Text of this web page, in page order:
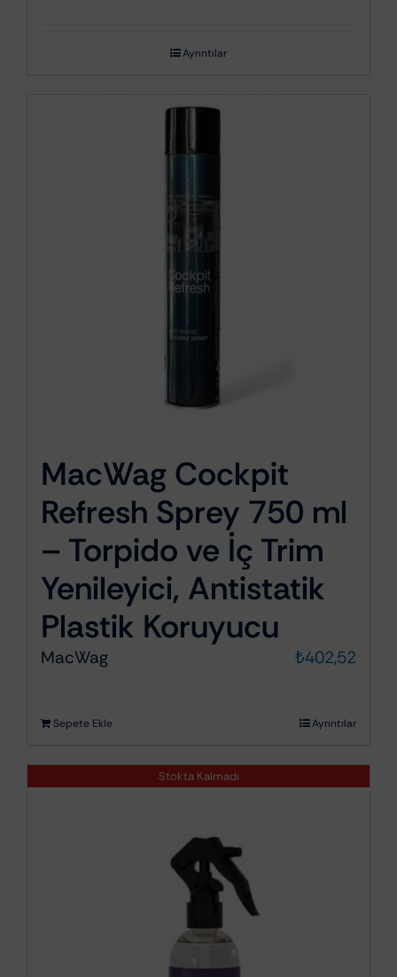
Ayrıntılar
MacWag Cockpit
Refresh Sprey 750 ml
– Torpido ve İç Trim
Yenileyici, Antistatik
Plastik Koruyucu
MacWag ₺402,52
Sepete Ekle Ayrıntılar
Stokta Kalmadı